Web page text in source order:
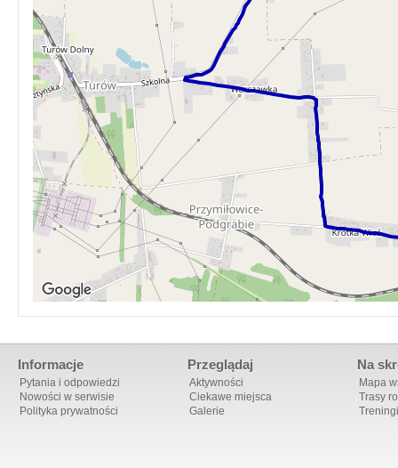
Informacje
Pytania i odpowiedzi
Nowości w serwisie
Polityka prywatności
Przeglądaj
Aktywności
Ciekawe miejsca
Galerie
Na
Mapa
Trasy